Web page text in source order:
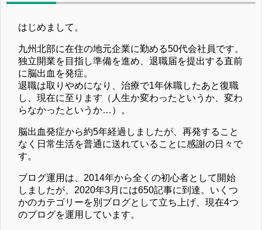
はじめまして。
九州北部に在住の地元企業に勤める50代会社員です。
独立開業を目指し準備を進め、退職届を提出する直前
に脳出血を発症。
退職は取りやめになり、治療で1年休職したあと復職
し、現在に至ります（人生か変わったというか、変わ
らなかったというか…）。
脳出血発症から約5年経過しましたが、再発すること
なく日常生活を普通に送れていることに感謝の日々で
す。
ブログ運用は、2014年から全くの初心者として開始
しましたが、2020年3月には650記事に到達。いくつ
かのカテゴリーを別ブログとして立ち上げ、現在4つ
のブログを運用しています。